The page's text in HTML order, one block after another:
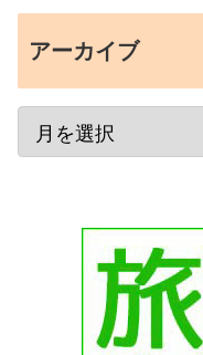
アーカイブ